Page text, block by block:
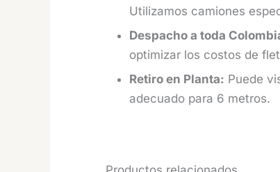
Utilizamos camiones
Despacho a toda
optimizar los costos de
Retiro en Planta: Puede
adecuado para 6 metros.